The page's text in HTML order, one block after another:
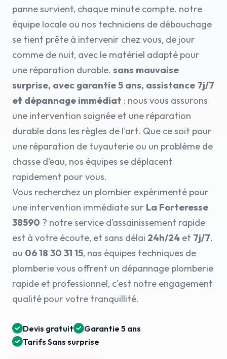
panne survient, chaque minute compte. notre
équipe locale ou nos techniciens de débouchage
se tient prête à intervenir chez vous, de jour
comme de nuit, avec le matériel adapté pour
une réparation durable. sans mauvaise
surprise, avec garantie 5 ans, assistance 7j/7
et dépannage immédiat : nous vous assurons
une intervention soignée et une réparation
durable dans les règles de l'art. Que ce soit pour
une réparation de tuyauterie ou un problème de
chasse d’eau, nos équipes se déplacent
rapidement pour vous.
Vous recherchez un plombier expérimenté pour
une intervention immédiate sur La Forteresse
38590 ? notre service d’assainissement rapide
est à votre écoute, et sans délai 24h/24 et 7j/7.
au 06 18 30 31 15, nos équipes techniques de
plomberie vous offrent un dépannage plomberie
rapide et professionnel, c'est notre engagement
qualité pour votre tranquillité.
Devis gratuit
Garantie 5 ans
Tarifs Sans surprise